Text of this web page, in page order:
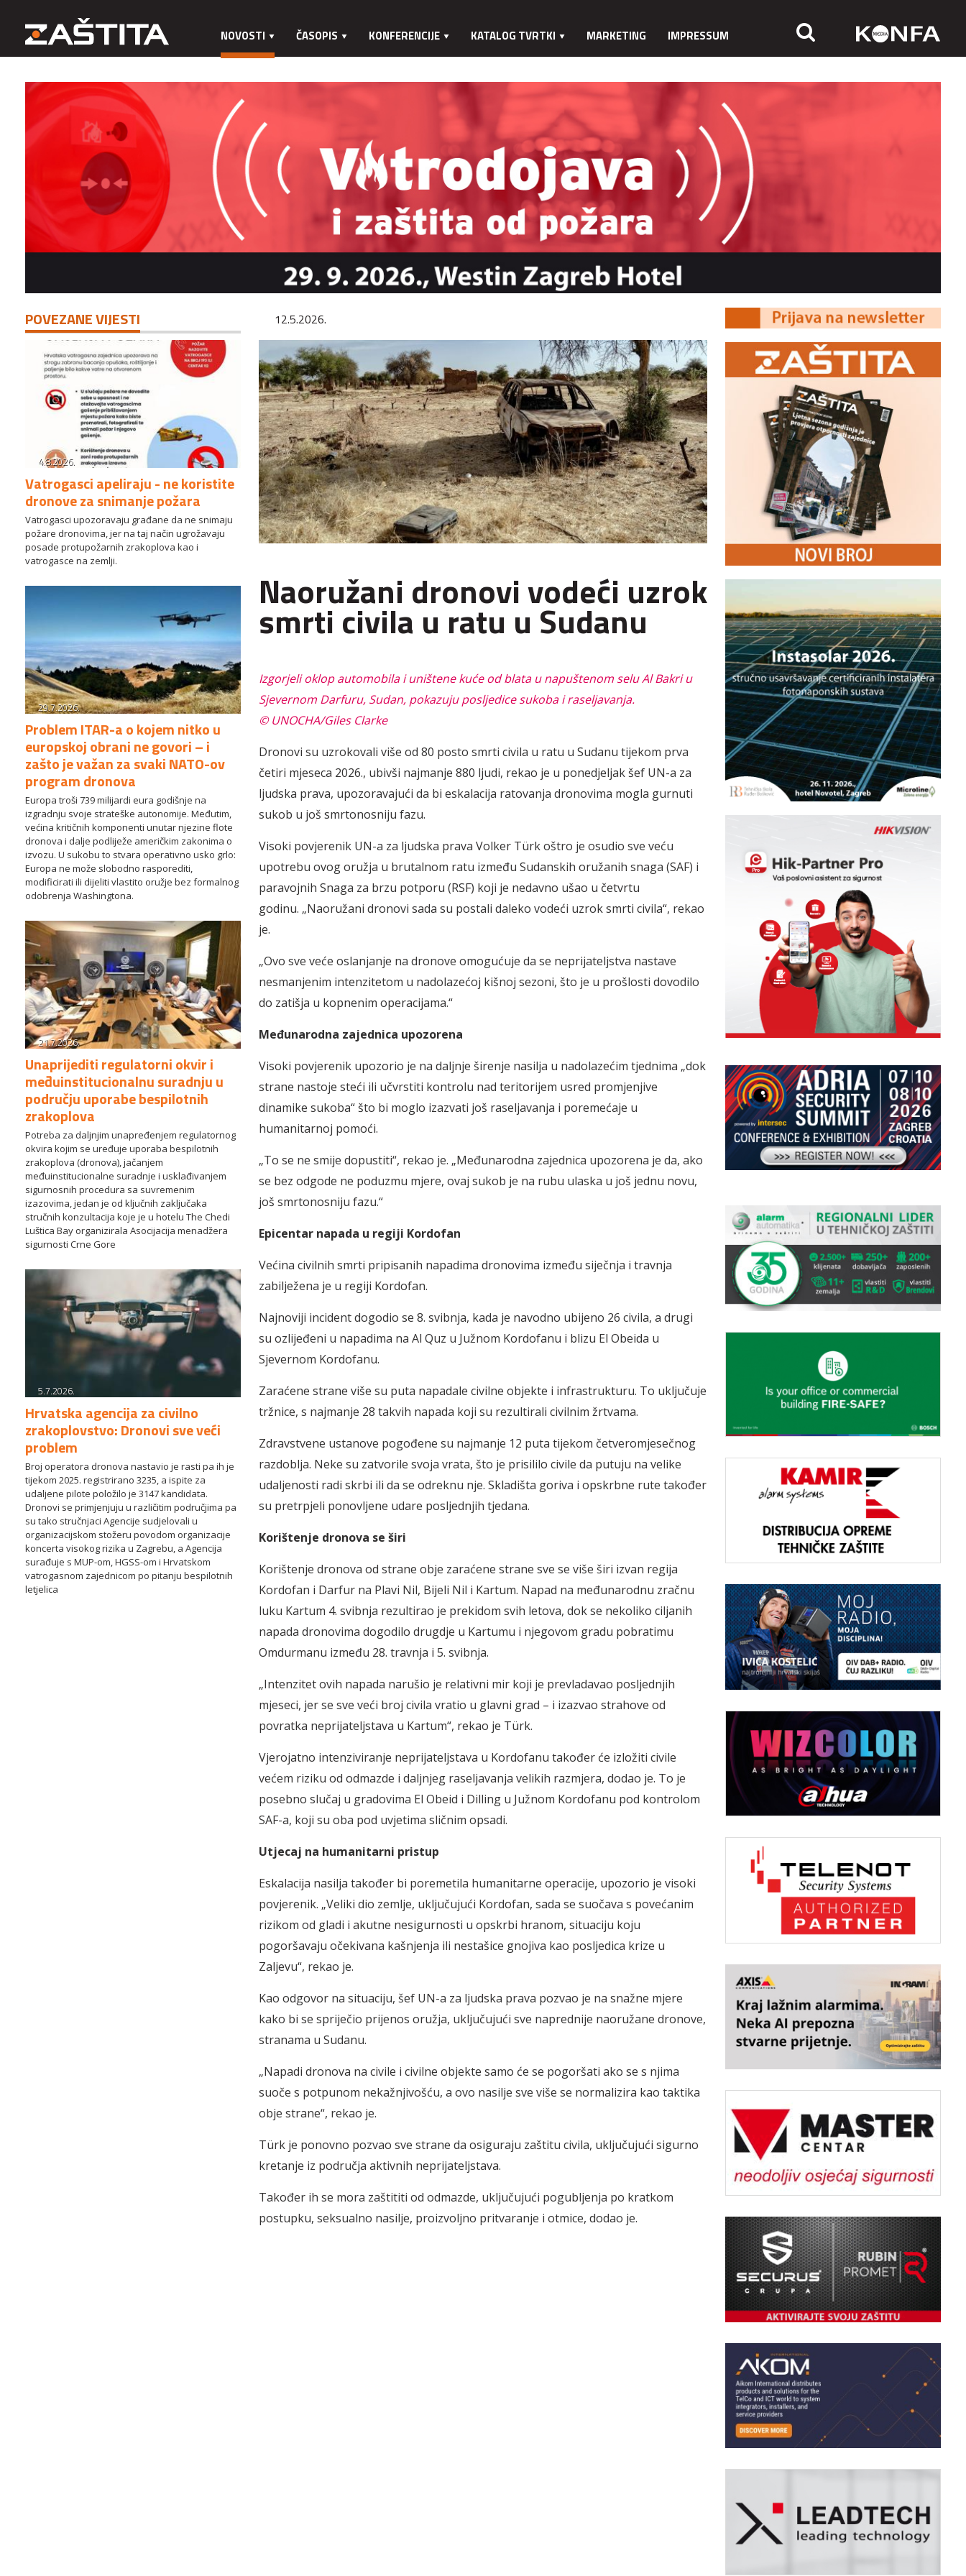
NOVOSTI ČASOPIS KONFERENCIJE KATALOG TVRTKI MARKETING IMPRESSUM
POVEZANE VIJESTI
4.8.2026.
Vatrogasci apeliraju - ne koristite
dronove za snimanje požara
Vatrogasci upozoravaju građane da ne snimaju
požare dronovima, jer na taj način ugrožavaju
posade protupožarnih zrakoplova kao i
vatrogasce na zemlji.
29.7.2026.
Problem ITAR-a o kojem nitko u
europskoj obrani ne govori – i
zašto je važan za svaki NATO-ov
program dronova
Europa troši 739 milijardi eura godišnje na
izgradnju svoje strateške autonomije. Međutim,
većina kritičnih komponenti unutar njezine flote
dronova i dalje podliježe američkim zakonima o
izvozu. U sukobu to stvara operativno usko grlo:
Europa ne može slobodno rasporediti,
modificirati ili dijeliti vlastito oružje bez formalnog
odobrenja Washingtona.
21.7.2026.
Unaprijediti regulatorni okvir i
međuinstitucionalnu suradnju u
području uporabe bespilotnih
zrakoplova
Potreba za daljnjim unapređenjem regulatornog
okvira kojim se uređuje uporaba bespilotnih
zrakoplova (dronova), jačanjem
međuinstitucionalne suradnje i usklađivanjem
sigurnosnih procedura sa suvremenim
izazovima, jedan je od ključnih zaključaka
stručnih konzultacija koje je u hotelu The Chedi
Luštica Bay organizirala Asocijacija menadžera
sigurnosti Crne Gore
5.7.2026.
Hrvatska agencija za civilno
zrakoplovstvo: Dronovi sve veći
problem
Broj operatora dronova nastavio je rasti pa ih je
tijekom 2025. registrirano 3235, a ispite za
udaljene pilote položilo je 3147 kandidata.
Dronovi se primjenjuju u različitim područjima pa
su tako stručnjaci Agencije sudjelovali u
organizacijskom stožeru povodom organizacije
koncerta visokog rizika u Zagrebu, a Agencija
surađuje s MUP-om, HGSS-om i Hrvatskom
vatrogasnom zajednicom po pitanju bespilotnih
letjelica
12.5.2026.
Naoružani dronovi vodeći uzrok
smrti civila u ratu u Sudanu
Izgorjeli oklop automobila i uništene kuće od blata u napuštenom selu Al Bakri u
Sjevernom Darfuru, Sudan, pokazuju posljedice sukoba i raseljavanja.
© UNOCHA/Giles Clarke
Dronovi su uzrokovali više od 80 posto smrti civila u ratu u Sudanu tijekom prva
četiri mjeseca 2026., ubivši najmanje 880 ljudi, rekao je u ponedjeljak šef UN-a za
ljudska prava, upozoravajući da bi eskalacija ratovanja dronovima mogla gurnuti
sukob u još smrtonosniju fazu.
Visoki povjerenik UN-a za ljudska prava Volker Türk oštro je osudio sve veću
upotrebu ovog oružja u brutalnom ratu između Sudanskih oružanih snaga (SAF) i
paravojnih Snaga za brzu potporu (RSF) koji je nedavno ušao u četvrtu
godinu. „Naoružani dronovi sada su postali daleko vodeći uzrok smrti civila“, rekao
je.
„Ovo sve veće oslanjanje na dronove omogućuje da se neprijateljstva nastave
nesmanjenim intenzitetom u nadolazećoj kišnoj sezoni, što je u prošlosti dovodilo
do zatišja u kopnenim operacijama.“
Međunarodna zajednica upozorena
Visoki povjerenik upozorio je na daljnje širenje nasilja u nadolazećim tjednima „dok
strane nastoje steći ili učvrstiti kontrolu nad teritorijem usred promjenjive
dinamike sukoba“ što bi moglo izazvati još raseljavanja i poremećaje u
humanitarnoj pomoći.
„To se ne smije dopustiti“, rekao je. „Međunarodna zajednica upozorena je da, ako
se bez odgode ne poduzmu mjere, ovaj sukob je na rubu ulaska u još jednu novu,
još smrtonosniju fazu.“
Epicentar napada u regiji Kordofan
Većina civilnih smrti pripisanih napadima dronovima između siječnja i travnja
zabilježena je u regiji Kordofan.
Najnoviji incident dogodio se 8. svibnja, kada je navodno ubijeno 26 civila, a drugi
su ozlijeđeni u napadima na Al Quz u Južnom Kordofanu i blizu El Obeida u
Sjevernom Kordofanu.
Zaraćene strane više su puta napadale civilne objekte i infrastrukturu. To uključuje
tržnice, s najmanje 28 takvih napada koji su rezultirali civilnim žrtvama.
Zdravstvene ustanove pogođene su najmanje 12 puta tijekom četveromjesečnog
razdoblja. Neke su zatvorile svoja vrata, što je prisililo civile da putuju na velike
udaljenosti radi skrbi ili da se odreknu nje. Skladišta goriva i opskrbne rute također
su pretrpjeli ponovljene udare posljednjih tjedana.
Korištenje dronova se širi
Korištenje dronova od strane obje zaraćene strane sve se više širi izvan regija
Kordofan i Darfur na Plavi Nil, Bijeli Nil i Kartum. Napad na međunarodnu zračnu
luku Kartum 4. svibnja rezultirao je prekidom svih letova, dok se nekoliko ciljanih
napada dronovima dogodilo drugdje u Kartumu i njegovom gradu pobratimu
Omdurmanu između 28. travnja i 5. svibnja.
„Intenzitet ovih napada narušio je relativni mir koji je prevladavao posljednjih
mjeseci, jer se sve veći broj civila vratio u glavni grad – i izazvao strahove od
povratka neprijateljstava u Kartum“, rekao je Türk.
Vjerojatno intenziviranje neprijateljstava u Kordofanu također će izložiti civile
većem riziku od odmazde i daljnjeg raseljavanja velikih razmjera, dodao je. To je
posebno slučaj u gradovima El Obeid i Dilling u Južnom Kordofanu pod kontrolom
SAF-a, koji su oba pod uvjetima sličnim opsadi.
Utjecaj na humanitarni pristup
Eskalacija nasilja također bi poremetila humanitarne operacije, upozorio je visoki
povjerenik. „Veliki dio zemlje, uključujući Kordofan, sada se suočava s povećanim
rizikom od gladi i akutne nesigurnosti u opskrbi hranom, situaciju koju
pogoršavaju očekivana kašnjenja ili nestašice gnojiva kao posljedica krize u
Zaljevu“, rekao je.
Kao odgovor na situaciju, šef UN-a za ljudska prava pozvao je na snažne mjere
kako bi se spriječio prijenos oružja, uključujući sve naprednije naoružane dronove,
stranama u Sudanu.
„Napadi dronova na civile i civilne objekte samo će se pogoršati ako se s njima
suoče s potpunom nekažnjivošću, a ovo nasilje sve više se normalizira kao taktika
obje strane“, rekao je.
Türk je ponovno pozvao sve strane da osiguraju zaštitu civila, uključujući sigurno
kretanje iz područja aktivnih neprijateljstava.
Također ih se mora zaštititi od odmazde, uključujući pogubljenja po kratkom
postupku, seksualno nasilje, proizvoljno pritvaranje i otmice, dodao je.